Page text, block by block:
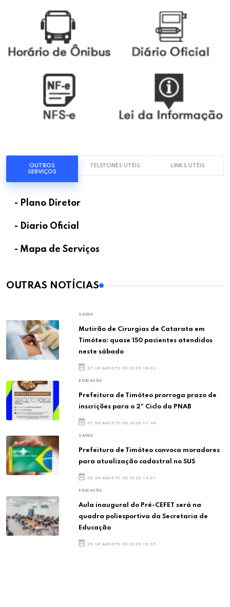
OUTROS
SERVIÇOS
TELEFONES UTÉIS LINKS UTÉIS
- Plano Diretor
- Diario Oficial
- Mapa de Serviços
OUTRAS NOTÍCIAS
SAÚDE
Mutirão de Cirurgias de Catarata em
Timóteo: quase 150 pacientes atendidos
neste sábado
07 DE AGOSTO DE 2026 18:02
EDUCAÇÃO
Prefeitura de Timóteo prorroga prazo de
inscrições para o 2º Ciclo da PNAB
07 DE AGOSTO DE 2026 17:44
SAÚDE
Prefeitura de Timóteo convoca moradores
para atualização cadastral no SUS
05 DE AGOSTO DE 2026 14:07
EDUCAÇÃO
Aula inaugural do Pré-CEFET será na
quadra poliesportiva da Secretaria de
Educação
05 DE AGOSTO DE 2026 10:55